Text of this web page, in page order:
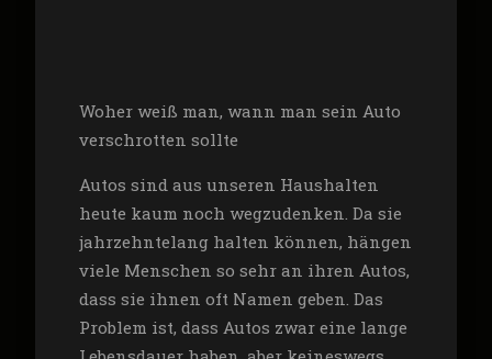
Woher weiß man, wann man sein Auto
verschrotten sollte
Autos sind aus unseren Haushalten
heute kaum noch wegzudenken. Da sie
jahrzehntelang halten können, hängen
viele Menschen so sehr an ihren Autos,
dass sie ihnen oft Namen geben. Das
Problem ist, dass Autos zwar eine lange